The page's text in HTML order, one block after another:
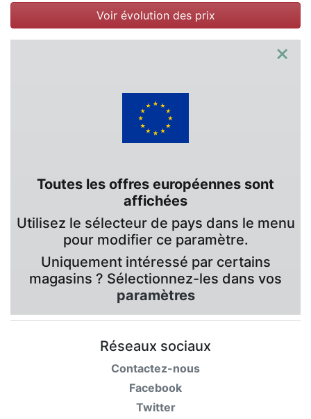
Voir évolution des prix
×
Toutes les offres européennes sont
affichées
Utilisez le sélecteur de pays dans le menu
pour modifier ce paramètre.
Uniquement intéressé par certains
magasins ? Sélectionnez-les dans vos
paramètres
Réseaux sociaux
Contactez-nous
Facebook
Twitter